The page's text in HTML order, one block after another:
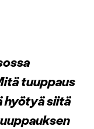
tuuppaus
hyötyä siitä